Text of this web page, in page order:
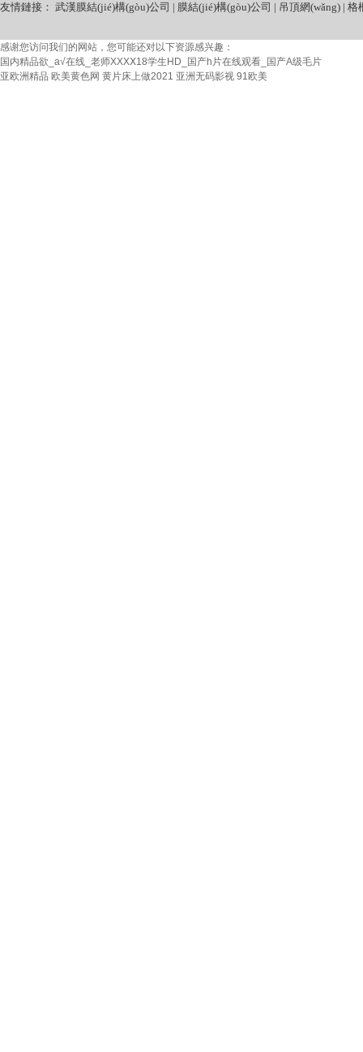
友情鏈接： 武漢膜結(jié)構(gòu)公司 | 膜結(jié)構(gòu)公司 | 吊頂網(wǎng) | 格
感谢您访问我们的网站，您可能还对以下资源感兴趣：
国内精品欲_a√在线_老师XXXⅩ18学生HD_国产h片在线观看_国产A级毛片
亚欧洲精品 欧美黄色网 黄片床上做2021 亚洲无码影视 91欧美